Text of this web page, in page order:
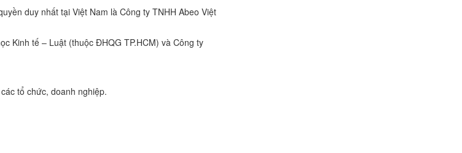
duy nhất tại Việt Nam là Công ty TNHH Abeo Việt
Kinh tế – Luật (thuộc ĐHQG TP.HCM) và Công ty
tổ chức, doanh nghiệp.